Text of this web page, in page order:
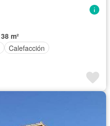
38 m²
Calefacción